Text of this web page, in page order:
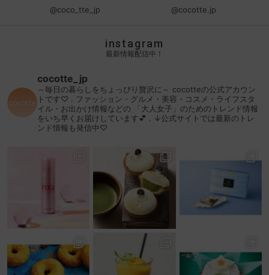
@coco_tte_jp @cocotte.jp
instagram
最新情報配信中！
cocotte_jp
～毎日の暮らしをちょっぴり贅沢に～ cocotteの公式アカウン
トです♡
ファッション・グルメ・美容・コスメ・ライフスタ
イル・お出かけ情報などの 「大人女子」のためのトレンド情報
をいち早くお届けしています💕
↓公式サイトでは最新のトレ
ンド情報も発信中♡